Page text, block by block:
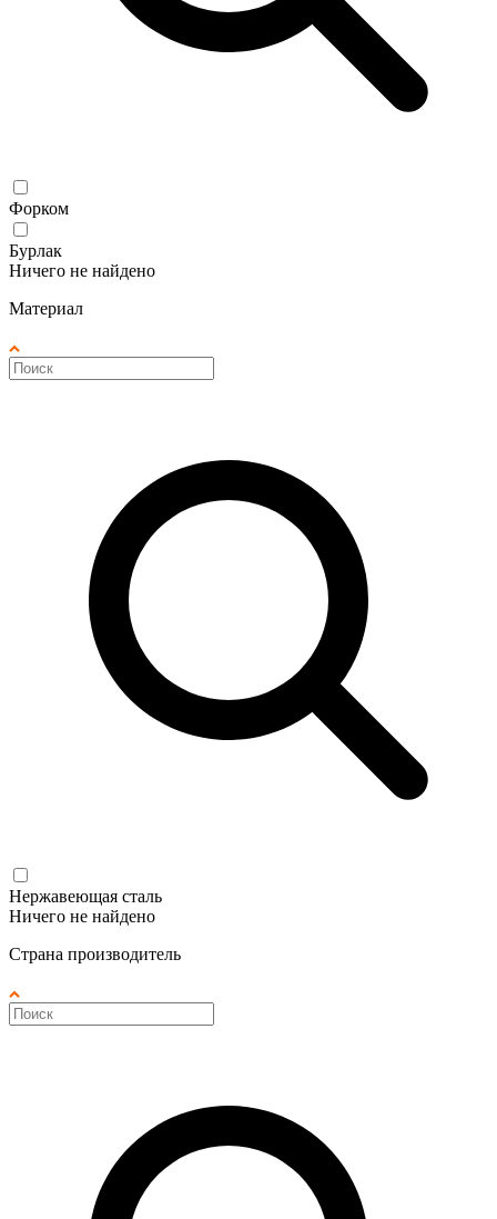
Форком
Бурлак
Ничего не найдено
Материал
Нержавеющая сталь
Ничего не найдено
Страна производитель